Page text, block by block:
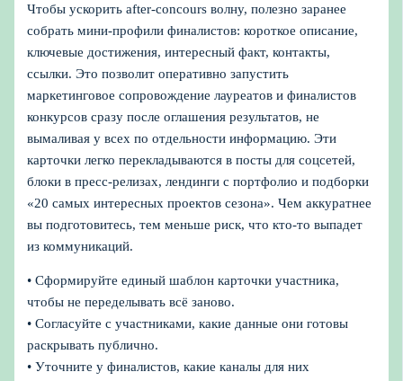
Чтобы ускорить after-concours волну, полезно заранее
собрать мини-профили финалистов: короткое описание,
ключевые достижения, интересный факт, контакты,
ссылки. Это позволит оперативно запустить
маркетинговое сопровождение лауреатов и финалистов
конкурсов сразу после оглашения результатов, не
вымаливая у всех по отдельности информацию. Эти
карточки легко перекладываются в посты для соцсетей,
блоки в пресс-релизах, лендинги с портфолио и подборки
«20 самых интересных проектов сезона». Чем аккуратнее
вы подготовитесь, тем меньше риск, что кто-то выпадет
из коммуникаций.
• Сформируйте единый шаблон карточки участника,
чтобы не переделывать всё заново.
• Согласуйте с участниками, какие данные они готовы
раскрывать публично.
• Уточните у финалистов, какие каналы для них